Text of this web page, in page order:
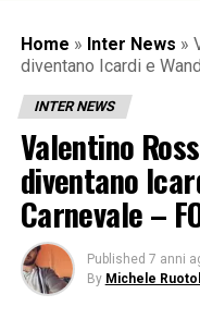
Home » Inter News »
diventano Icardi e
INTER NEWS
Valentino
diventano
Carnevale –
Published 7 anni
By Michele